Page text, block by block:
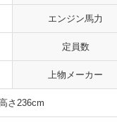
エンジン馬力
定員数
上物メーカー
236cm